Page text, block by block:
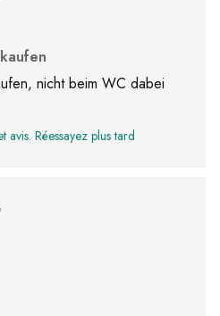
nicht beim WC dabei
avis. Réessayez plus tard